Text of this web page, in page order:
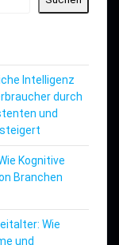
Intelligenz
durch
und
Kognitive
Branchen
Wie
und